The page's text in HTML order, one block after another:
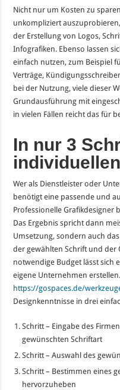
Nicht nur um Kosten zu
unkompliziert
der Erstellung von Logos,
Infografiken. Ebenso lassen
einfach nutzen, zum Beispiel
Verträge,
bei der Nutzung, viele dieser
Grundausführung mit
in vielen Fällen reicht das für
In nur 3
Wer als Dienstleister oder
benötigt eine passende und
Professionelle Grafikdesigner
Das Ergebnis spricht dann
Umsetzung, sondern auch
der gewählten Schrift und der
notwendige Budget lässt sich
eigene Unternehmen
https://gospaces.de/
Designkenntnisse in drei
Schritt – Eingabe des
gewünschten Schriftart
Schritt – Auswahl des
Schritt – Bestimmen eines
hervorzuheben